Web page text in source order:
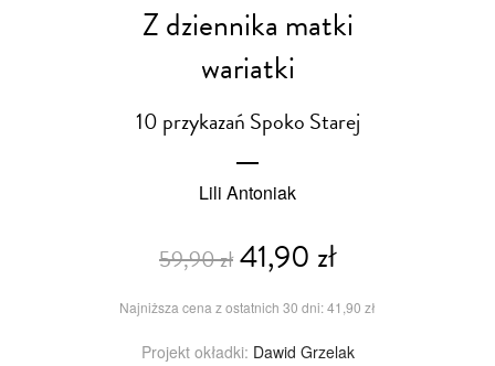
Z dziennika matki
wariatki
10 przykazań Spoko Starej
Lili Antoniak
59,90 zł41,90 zł
Najniższa cena z ostatnich 30 dni: 41,90 zł
Projekt okładki: Dawid Grzelak